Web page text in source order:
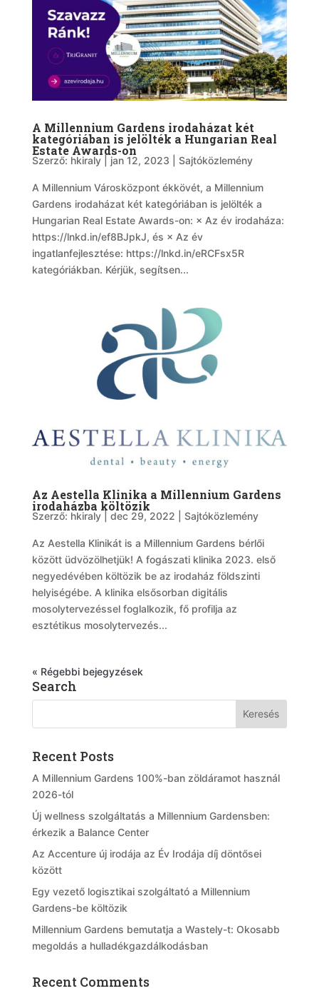
A Millennium Gardens irodaházat két
kategóriában is jelölték a Hungarian Real
Estate Awards-on
Szerző: hkiraly| jan 12, 2023 Sajtóközlemény
A Millennium Városközpont ékkövét, a Millennium
Gardens irodaházat két kategóriában is jelölték a
Hungarian Real Estate Awards-on: × Az év irodaháza:
https://lnkd.in/ef8BJpkJ, és × Az év
ingatlanfejlesztése: https://lnkd.in/eRCFsx5R
kategóriákban. Kérjük, segítsen...
Az Aestella Klinika a Millennium Gardens
irodaházba költözik
Szerző: hkiraly| dec 29, 2022 Sajtóközlemény
Az Aestella Klinikát is a Millennium Gardens bérlői
között üdvözölhetjük! A fogászati klinika 2023. első
negyedévében költözik be az irodaház földszinti
helyiségébe. A klinika elsősorban digitális
mosolytervezéssel foglalkozik, fő profilja az
esztétikus mosolytervezés...
« Régebbi bejegyzések
Search
Recent Posts
A Millennium Gardens 100%-ban zöldáramot használ
2026-tól
Új wellness szolgáltatás a Millennium Gardensben:
érkezik a Balance Center
Az Accenture új irodája az Év Irodája díj döntősei
között
Egy vezető logisztikai szolgáltató a Millennium
Gardens-be költözik
Millennium Gardens bemutatja a Wastely-t: Okosabb
megoldás a hulladékgazdálkodásban
Recent Comments